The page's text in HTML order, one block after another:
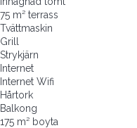
75 m² terrass
Tvättmaskin
Grill
Strykjärn
Internet
Internet Wifi
Hårtork
Balkong
175 m² boyta